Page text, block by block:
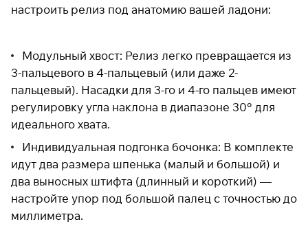
настроить релиз под анатомию вашей ладони:
Модульный хвост: Релиз легко превращается из
3-пальцевого в 4-пальцевый (или даже 2-
пальцевый). Насадки для 3-го и 4-го пальцев имеют
регулировку угла наклона в диапазоне 30° для
идеального хвата.
Индивидуальная подгонка бочонка: В комплекте
идут два размера шпенька (малый и большой) и
два выносных штифта (длинный и короткий) —
настройте упор под большой палец с точностью до
миллиметра.